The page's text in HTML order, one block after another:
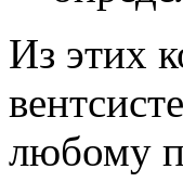
Из этих
любому